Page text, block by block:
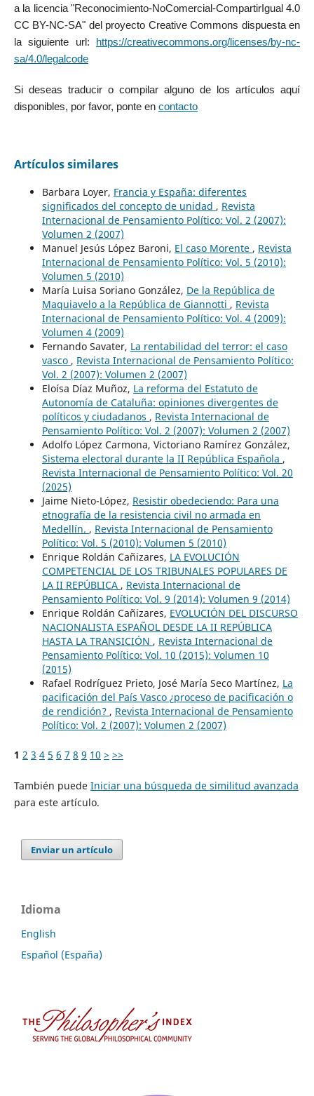
a la licencia "Reconocimiento-NoComercial-CompartirIgual 4.0
CC BY-NC-SA" del proyecto Creative Commons dispuesta en
la siguiente url:
https://creativecommons.org/licenses/by-nc-
sa/4.0/legalcode
Si deseas traducir o compilar alguno de los artículos aquí
disponibles, por favor, ponte en contacto
Artículos similares
Barbara Loyer, Francia y España: diferentes
significados del concepto de unidad , Revista
Internacional de Pensamiento Político: Vol. 2 (2007):
Volumen 2 (2007)
Manuel Jesús López Baroni, El caso Morente , Revista
Internacional de Pensamiento Político: Vol. 5 (2010):
Volumen 5 (2010)
María Luisa Soriano González, De la República de
Maquiavelo a la República de Giannotti , Revista
Internacional de Pensamiento Político: Vol. 4 (2009):
Volumen 4 (2009)
Fernando Savater, La rentabilidad del terror: el caso
vasco , Revista Internacional de Pensamiento Político:
Vol. 2 (2007): Volumen 2 (2007)
Eloísa Díaz Muñoz, La reforma del Estatuto de
Autonomía de Cataluña: opiniones divergentes de
políticos y ciudadanos , Revista Internacional de
Pensamiento Político: Vol. 2 (2007): Volumen 2 (2007)
Adolfo López Carmona, Victoriano Ramírez González,
Sistema electoral durante la II República Española ,
Revista Internacional de Pensamiento Político: Vol. 20
(2025)
Jaime Nieto-López, Resistir obedeciendo: Para una
etnografía de la resistencia civil no armada en
Medellín. , Revista Internacional de Pensamiento
Político: Vol. 5 (2010): Volumen 5 (2010)
Enrique Roldán Cañizares, LA EVOLUCIÓN
COMPETENCIAL DE LOS TRIBUNALES POPULARES DE
LA II REPÚBLICA , Revista Internacional de
Pensamiento Político: Vol. 9 (2014): Volumen 9 (2014)
Enrique Roldán Cañizares, EVOLUCIÓN DEL DISCURSO
NACIONALISTA ESPAÑOL DESDE LA II REPÚBLICA
HASTA LA TRANSICIÓN , Revista Internacional de
Pensamiento Político: Vol. 10 (2015): Volumen 10
(2015)
Rafael Rodríguez Prieto, José María Seco Martínez, La
pacificación del País Vasco ¿proceso de pacificación o
de rendición? , Revista Internacional de Pensamiento
Político: Vol. 2 (2007): Volumen 2 (2007)
1 2 3 4 5 6 7 8 9 10 > >>
También puede Iniciar una búsqueda de similitud avanzada
para este artículo.
Enviar un artículo
Idioma
English
Español (España)